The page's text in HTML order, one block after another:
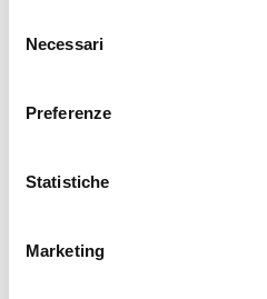
delNecessari
Preferenze
Statistiche
Marketing